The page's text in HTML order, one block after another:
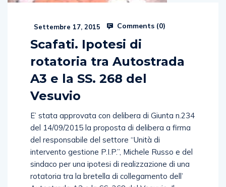
Settembre 17, 2015 Comments (0)
Scafati. Ipotesi di
rotatoria tra Autostrada
A3 e la SS. 268 del
Vesuvio
E’ stata approvata con delibera di Giunta n.234
del 14/09/2015 la proposta di delibera a firma
del responsabile del settore “Unità di
intervento gestione P.I.P.”, Michele Russo e del
sindaco per una ipotesi di realizzazione di una
rotatoria tra la bretella di collegamento dell’